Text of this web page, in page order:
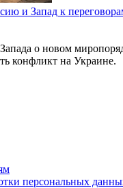
и Запад к
о новом
конфликт на Украине.
персональных